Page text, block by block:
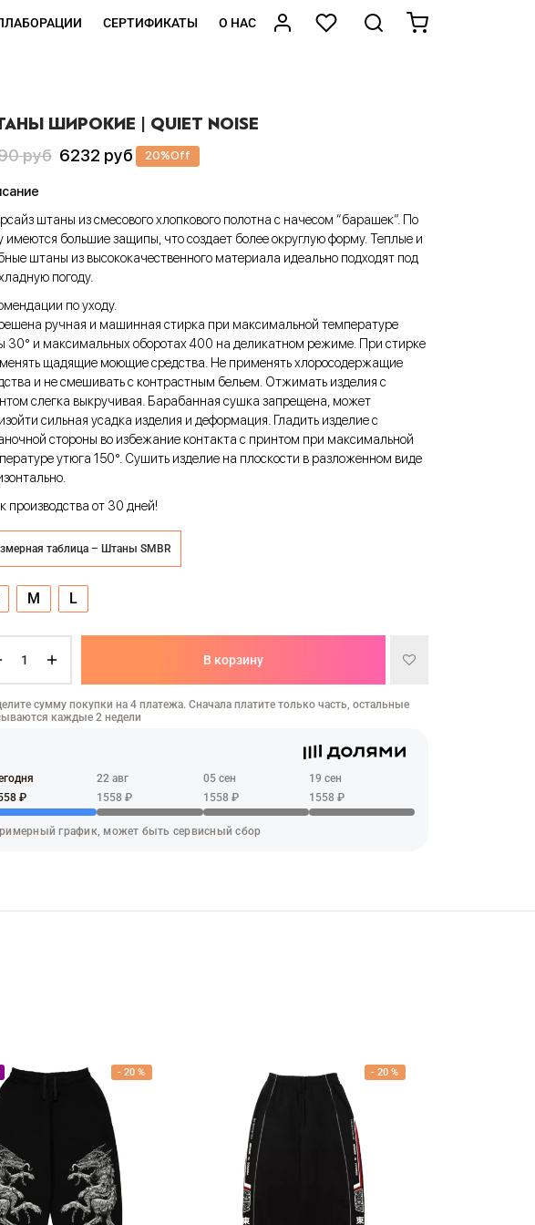
СЕРТИФИКАТЫ О НАС
ШИРОКИЕ | QUIET NOISE
20%Off
руб
руб
6232 руб
штаны из смесового хлопкового полотна с начесом “барашек”. По
имеются большие защипы, что создает более округлую форму. Теплые и
штаны из высококачественного материала идеально подходят под
погоду.
по уходу.
ручная и машинная стирка при максимальной температуре
30° и максимальных оборотах 400 на деликатном режиме. При стирке
щадящие моющие средства. Не применять хлоросодержащие
и не смешивать с контрастным бельем. Отжимать изделия с
слегка выкручивая. Барабанная сушка запрещена, может
сильная усадка изделия и деформация. Гладить изделие с
стороны во избежание контакта с принтом при максимальной
утюга 150°. Сушить изделие на плоскости в разложенном виде
производства от 30 дней!
таблица – Штаны SMBR
M L
В корзину
сумму покупки на 4 платежа. Сначала платите только часть, остальные
каждые 2 недели
₽
22 авг
1558 ₽
05 сен
1558 ₽
19 сен
1558 ₽
график, может быть сервисный сбор
- 20 % - 20 %